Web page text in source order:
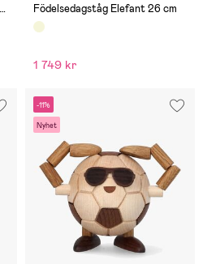
Födelsedagståg Elefant 26 cm
1 749 kr
-11%
Nyhet